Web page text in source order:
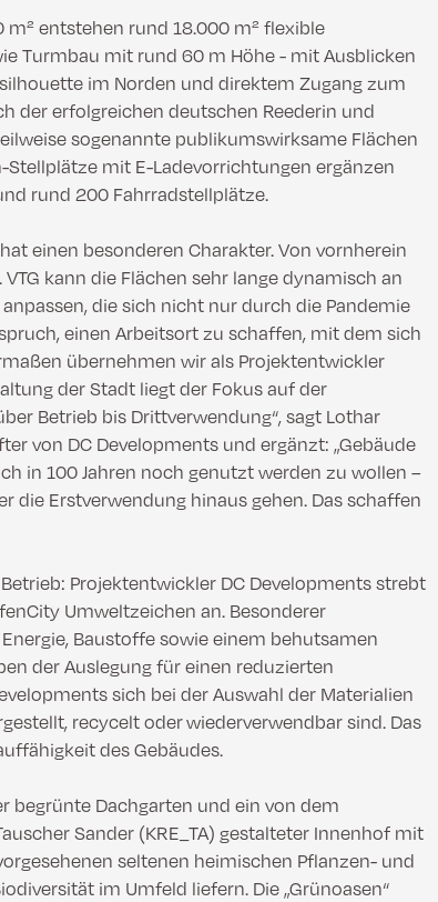
entstehen rund 18.000 m² flexible
Turmbau mit rund 60 m Höhe - mit Ausblicken
im Norden und direktem Zugang zum
der erfolgreichen deutschen Reederin und
sogenannte publikumswirksame Flächen
mit E-Ladevorrichtungen ergänzen
rund 200 Fahrradstellplätze.
einen besonderen Charakter. Von vornherein
kann die Flächen sehr lange dynamisch an
die sich nicht nur durch die Pandemie
einen Arbeitsort zu schaffen, mit dem sich
übernehmen wir als Projektentwickler
der Stadt liegt der Fokus auf der
Betrieb bis Drittverwendung“, sagt Lothar
von DC Developments und ergänzt: „Gebäude
in 100 Jahren noch genutzt werden zu wollen –
die Erstverwendung hinaus gehen. Das schaffen
Projektentwickler DC Developments strebt
Umweltzeichen an. Besonderer
Baustoffe sowie einem behutsamen
der Auslegung für einen reduzierten
sich bei der Auswahl der Materialien
recycelt oder wiederverwendbar sind. Das
des Gebäudes.
begrünte Dachgarten und ein von dem
Sander (KRE_TA) gestalteter Innenhof mit
seltenen heimischen Pflanzen- und
im Umfeld liefern. Die „Grünoasen“